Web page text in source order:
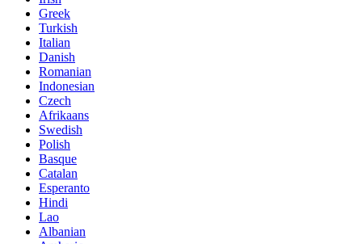
Greek
Turkish
Italian
Danish
Romanian
Indonesian
Czech
Afrikaans
Swedish
Polish
Basque
Catalan
Esperanto
Hindi
Lao
Albanian